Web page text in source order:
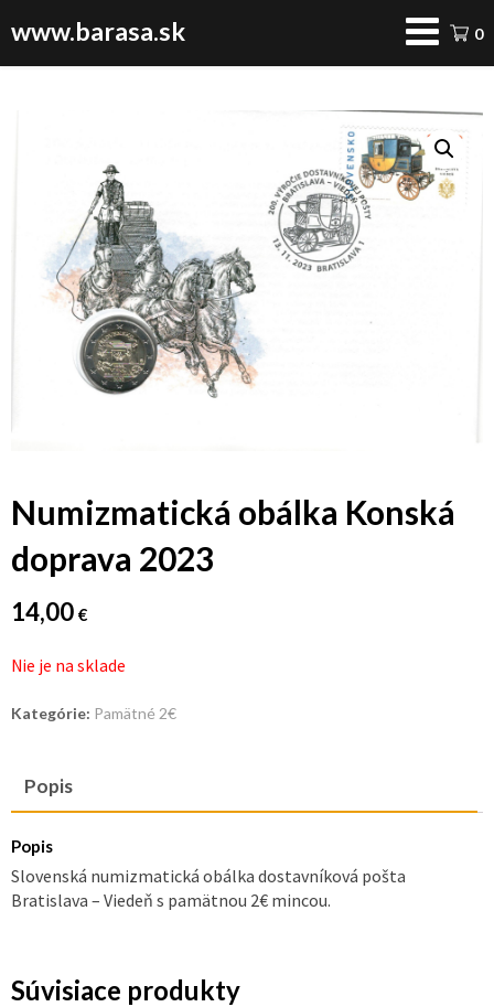
www.barasa.sk 0
Numizmatická obálka Konská
doprava 2023
14,00 €
Nie je na sklade
Kategórie: Pamätné 2€
Popis
Popis
Slovenská numizmatická obálka dostavníková pošta
Bratislava – Viedeň s pamätnou 2€ mincou.
Súvisiace produkty